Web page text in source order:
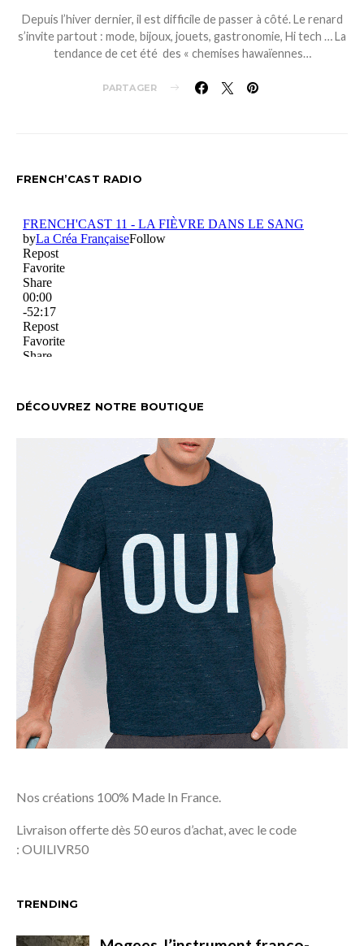
Depuis l’hiver dernier, il est difficile de passer à côté. Le renard
s’invite partout : mode, bijoux, jouets, gastronomie, Hi tech … La
tendance de cet été des « chemises hawaïennes…
PARTAGER
FRENCH’CAST RADIO
DÉCOUVREZ NOTRE BOUTIQUE
Nos créations 100% Made In France.
Livraison offerte dès 50 euros d’achat, avec le code
: OUILIVR50
TRENDING